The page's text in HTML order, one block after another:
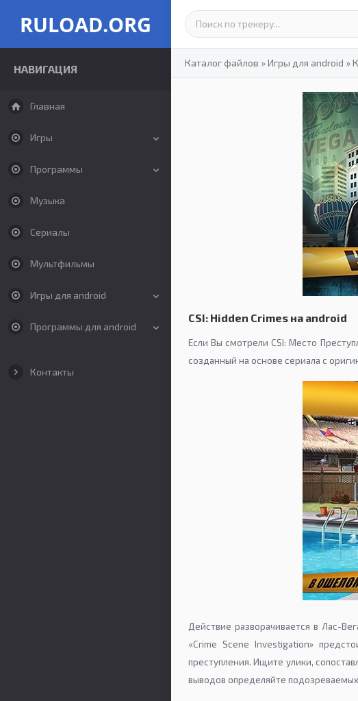
RULOAD.ORG
НАВИГАЦИЯ
Главная
Игры
Программы
Музыка
Сериалы
Мультфильмы
Игры для android
Программы для android
Контакты
Каталог файлов »Игры для android »
CSI: Hidden Crimes на android
Если Вы смотрели CSI: Место
созданный на основе сериала с
Действие разворачивается в Лас-
«Crime Scene Investigation»
преступления. Ищите улики,
выводов определяйте